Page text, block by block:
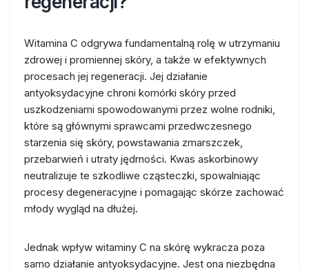
Witamina C odgrywa fundamentalną rolę w utrzymaniu
zdrowej i promiennej skóry, a także w efektywnych
procesach jej regeneracji. Jej działanie
antyoksydacyjne chroni komórki skóry przed
uszkodzeniami spowodowanymi przez wolne rodniki,
które są głównymi sprawcami przedwczesnego
starzenia się skóry, powstawania zmarszczek,
przebarwień i utraty jędrności. Kwas askorbinowy
neutralizuje te szkodliwe cząsteczki, spowalniając
procesy degeneracyjne i pomagając skórze zachować
młody wygląd na dłużej.
Jednak wpływ witaminy C na skórę wykracza poza
samo działanie antyoksydacyjne. Jest ona niezbędna